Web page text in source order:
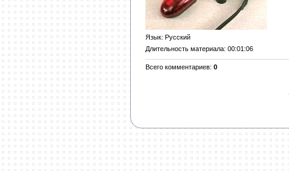
Язык: Русский
Длительность материала: 00:01:06
Всего комментариев: 0